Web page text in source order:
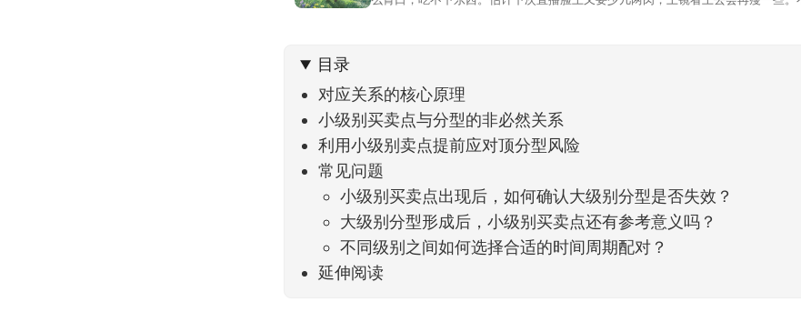
目录
对应关系的核心原理
小级别买卖点与分型的非必然关系
利用小级别卖点提前应对顶分型风险
常见问题
小级别买卖点出现后，如何确认大级别分型是否失效？
大级别分型形成后，小级别买卖点还有参考意义吗？
不同级别之间如何选择合适的时间周期配对？
延伸阅读